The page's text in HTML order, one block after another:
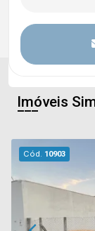
Imóveis
Cód. 10903